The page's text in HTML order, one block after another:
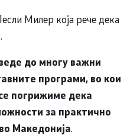
Милер која рече дека
до многу важни
програми, во кои
погрижиме дека
за практично
Македонија.